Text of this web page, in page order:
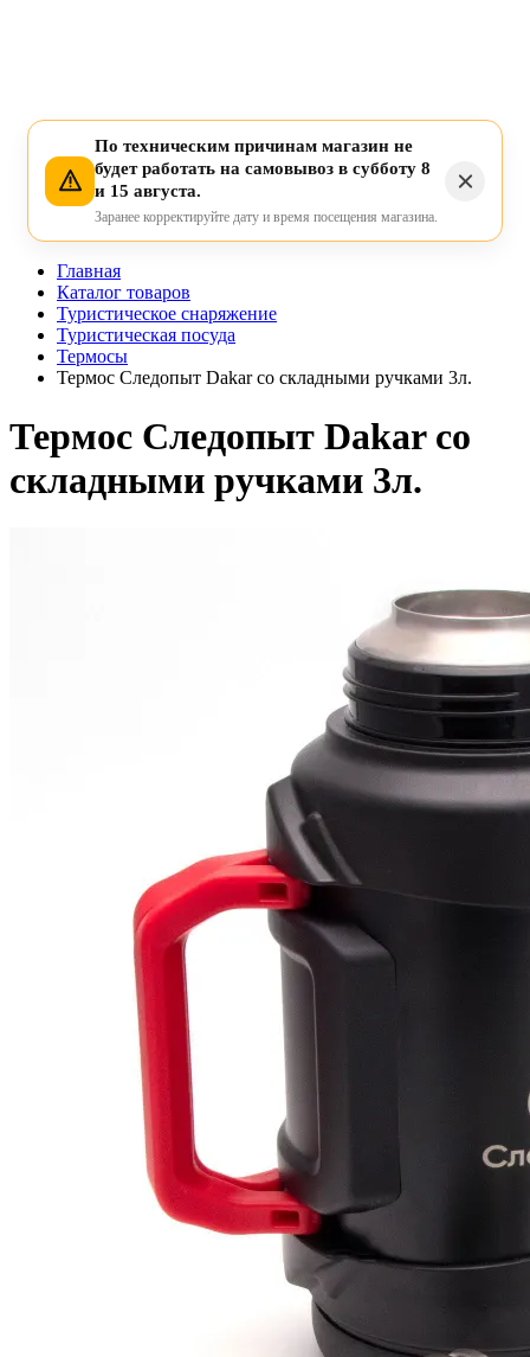
По техническим причинам магазин не
будет работать на самовывоз в субботу 8
и 15 августа.
Заранее корректируйте дату и время посещения магазина.
Главная
Каталог товаров
Туристическое снаряжение
Туристическая посуда
Термосы
Термос Следопыт Dakar со складными ручками 3л.
Термос Следопыт Dakar со
складными ручками 3л.